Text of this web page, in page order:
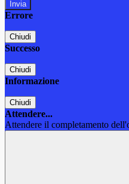
Errore
Chiudi
Successo
Chiudi
Informazione
Chiudi
Attendere...
Attendere il completamento